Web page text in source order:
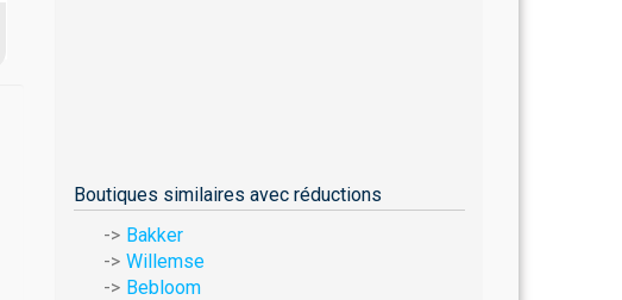
Boutiques similaires avec réductions
Bakker
Willemse
Bebloom